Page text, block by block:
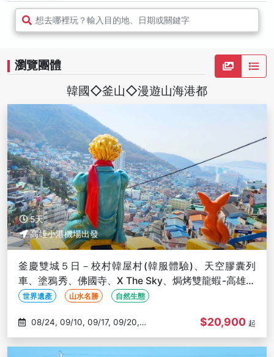
想去哪裡玩？輸入目的地、日期或關鍵字
瀏覽團體
韓國◇釜山◇漫遊山海港都
5天
高雄小港機場出發
釜慶雙城５日－校村韓屋村(韓服體驗)、天空膠囊列
車、塗鴉秀、佛國寺、X The Sky、焗烤雙龍蝦-高雄出
發世界遺產 山水名勝 自然生態
09/21
$20,900 起